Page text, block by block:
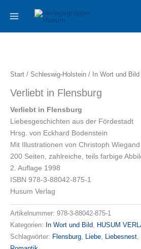
Inhalt
Start / Schleswig-Holstein / In Wort und Bild
Verliebt in Flensburg
Verliebt in Flensburg
Liebesgeschichten aus der Fördestadt
Hrsg. von Eckhard Bodenstein
Mit Illustrationen von Christoph Wiegand
200 Seiten, zahlreiche, teils farbige
2. Auflage 1998
ISBN 978-3-88042-875-1
Husum Verlag
Artikelnummer: 978-3-88042-875-1
Kategorien:
In Wort und Bild, HUSUM
Schlagwörter: Flensburg, Liebe, Liebesnest,
Flensburg